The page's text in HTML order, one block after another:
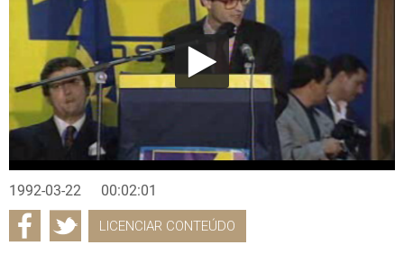
1992-03-22 00:02:01
LICENCIAR CONTEÚDO